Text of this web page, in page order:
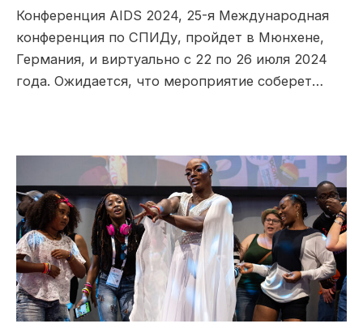
Конференция AIDS 2024, 25-я Международная
конференция по СПИДу, пройдет в Мюнхене,
Германия, и виртуально с 22 по 26 июля 2024
года. Ожидается, что мероприятие соберет…